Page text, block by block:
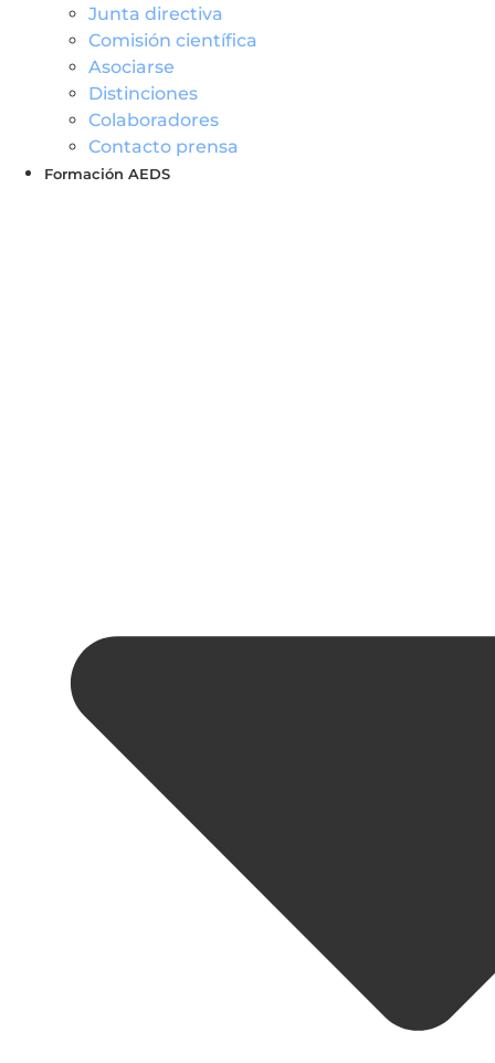
Junta directiva
Comisión científica
Asociarse
Distinciones
Colaboradores
Contacto prensa
Formación AEDS